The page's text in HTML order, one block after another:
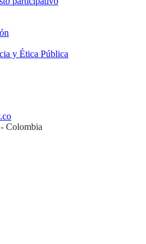
y Ética Pública
Colombia